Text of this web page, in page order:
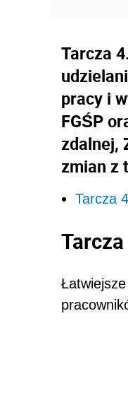
Tarcza
pracy i
FGŚP
zdalnej,
zmian z
Tarcza